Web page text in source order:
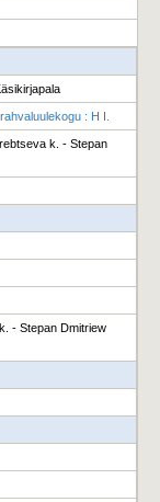
: H I.
k. - Stepan
- Stepan Dmitriew